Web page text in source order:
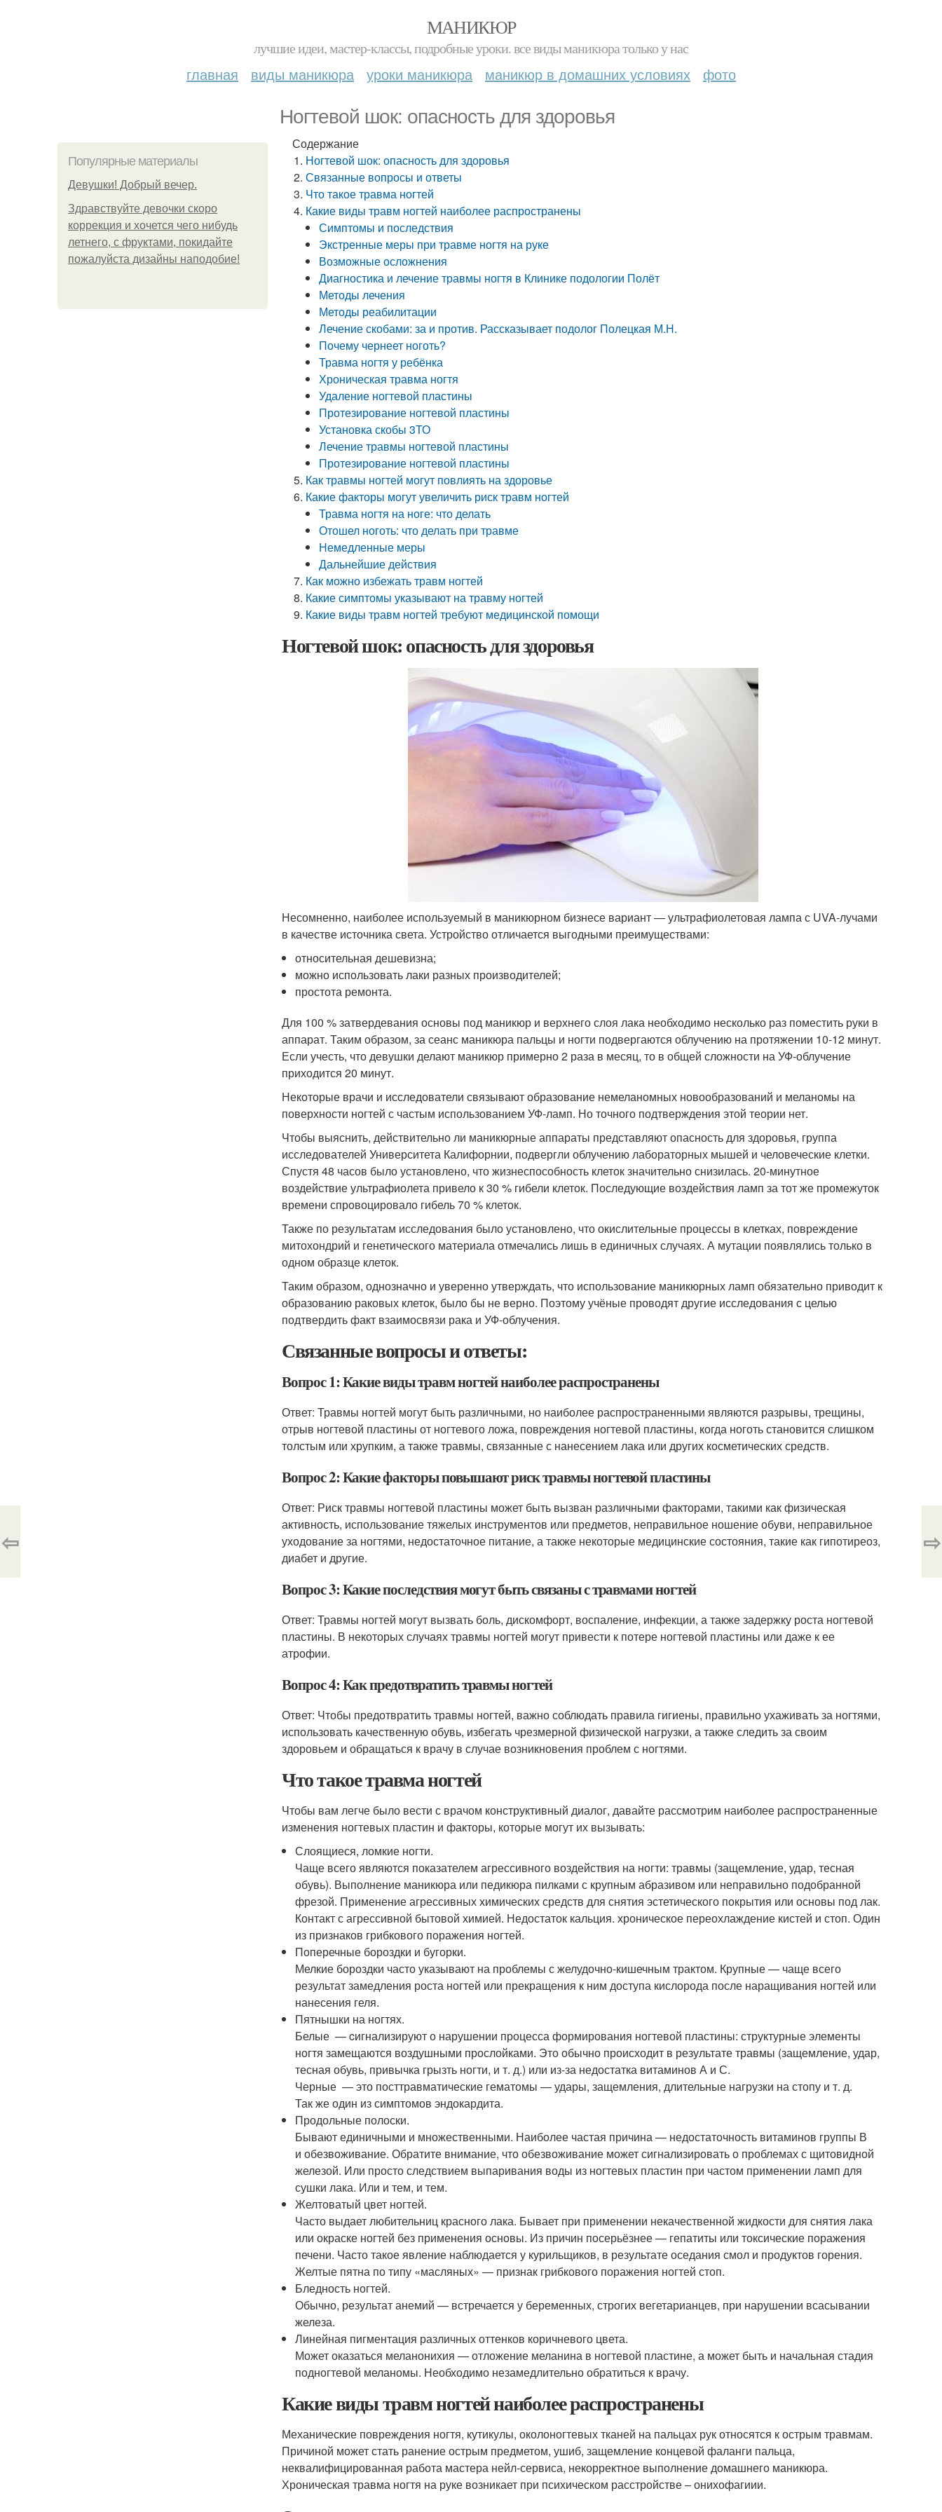
МАНИКЮР
лучшие идеи, мастер-классы, подробные уроки. все виды маникюра только у нас
главная виды маникюра уроки маникюра маникюр в домашних условиях фото
Ногтевой шок: опасность для здоровья
Популярные материалы
Девушки! Добрый вечер.
Здравствуйте девочки скоро
коррекция и хочется чего нибудь
летнего, с фруктами, покидайте
пожалуйста дизайны наподобие!
Содержание
Ногтевой шок: опасность для здоровья
Связанные вопросы и ответы
Что такое травма ногтей
Какие виды травм ногтей наиболее распространены
Симптомы и последствия
Экстренные меры при травме ногтя на руке
Возможные осложнения
Диагностика и лечение травмы ногтя в Клинике подологии Полёт
Методы лечения
Методы реабилитации
Лечение скобами: за и против. Рассказывает подолог Полецкая М.Н.
Почему чернеет ноготь?
Травма ногтя у ребёнка
Хроническая травма ногтя
Удаление ногтевой пластины
Протезирование ногтевой пластины
Установка скобы 3ТО
Лечение травмы ногтевой пластины
Протезирование ногтевой пластины
Как травмы ногтей могут повлиять на здоровье
Какие факторы могут увеличить риск травм ногтей
Травма ногтя на ноге: что делать
Отошел ноготь: что делать при травме
Немедленные меры
Дальнейшие действия
Как можно избежать травм ногтей
Какие симптомы указывают на травму ногтей
Какие виды травм ногтей требуют медицинской помощи
Ногтевой шок: опасность для здоровья
Несомненно, наиболее используемый в маникюрном бизнесе вариант — ультрафиолетовая лампа с UVA-лучами
в качестве источника света. Устройство отличается выгодными преимуществами:
относительная дешевизна;
можно использовать лаки разных производителей;
простота ремонта.
Для 100 % затвердевания основы под маникюр и верхнего слоя лака необходимо несколько раз поместить руки в
аппарат. Таким образом, за сеанс маникюра пальцы и ногти подвергаются облучению на протяжении 10-12 минут.
Если учесть, что девушки делают маникюр примерно 2 раза в месяц, то в общей сложности на УФ-облучение
приходится 20 минут.
Некоторые врачи и исследователи связывают образование немеланомных новообразований и меланомы на
поверхности ногтей с частым использованием УФ-ламп. Но точного подтверждения этой теории нет.
Чтобы выяснить, действительно ли маникюрные аппараты представляют опасность для здоровья, группа
исследователей Университета Калифорнии, подвергли облучению лабораторных мышей и человеческие клетки.
Спустя 48 часов было установлено, что жизнеспособность клеток значительно снизилась. 20-минутное
воздействие ультрафиолета привело к 30 % гибели клеток. Последующие воздействия ламп за тот же промежуток
времени спровоцировало гибель 70 % клеток.
Также по результатам исследования было установлено, что окислительные процессы в клетках, повреждение
митохондрий и генетического материала отмечались лишь в единичных случаях. А мутации появлялись только в
одном образце клеток.
Таким образом, однозначно и уверенно утверждать, что использование маникюрных ламп обязательно приводит к
образованию раковых клеток, было бы не верно. Поэтому учёные проводят другие исследования с целью
подтвердить факт взаимосвязи рака и УФ-облучения.
Связанные вопросы и ответы:
Вопрос 1: Какие виды травм ногтей наиболее распространены
Ответ: Травмы ногтей могут быть различными, но наиболее распространенными являются разрывы, трещины,
отрыв ногтевой пластины от ногтевого ложа, повреждения ногтевой пластины, когда ноготь становится слишком
толстым или хрупким, а также травмы, связанные с нанесением лака или других косметических средств.
Вопрос 2: Какие факторы повышают риск травмы ногтевой пластины
Ответ: Риск травмы ногтевой пластины может быть вызван различными факторами, такими как физическая
активность, использование тяжелых инструментов или предметов, неправильное ношение обуви, неправильное
уходование за ногтями, недостаточное питание, а также некоторые медицинские состояния, такие как гипотиреоз,
диабет и другие.
Вопрос 3: Какие последствия могут быть связаны с травмами ногтей
Ответ: Травмы ногтей могут вызвать боль, дискомфорт, воспаление, инфекции, а также задержку роста ногтевой
пластины. В некоторых случаях травмы ногтей могут привести к потере ногтевой пластины или даже к ее
атрофии.
Вопрос 4: Как предотвратить травмы ногтей
Ответ: Чтобы предотвратить травмы ногтей, важно соблюдать правила гигиены, правильно ухаживать за ногтями,
использовать качественную обувь, избегать чрезмерной физической нагрузки, а также следить за своим
здоровьем и обращаться к врачу в случае возникновения проблем с ногтями.
Что такое травма ногтей
Чтобы вам легче было вести с врачом конструктивный диалог, давайте рассмотрим наиболее распространенные
изменения ногтевых пластин и факторы, которые могут их вызывать:
Слоящиеся, ломкие ногти.
Чаще всего являются показателем агрессивного воздействия на ногти: травмы (защемление, удар, тесная
обувь). Выполнение маникюра или педикюра пилками с крупным абразивом или неправильно подобранной
фрезой. Применение агрессивных химических средств для снятия эстетического покрытия или основы под лак.
Контакт с агрессивной бытовой химией. Недостаток кальция. хроническое переохлаждение кистей и стоп. Один
из признаков грибкового поражения ногтей.
Поперечные бороздки и бугорки.
Мелкие бороздки часто указывают на проблемы с желудочно-кишечным трактом. Крупные — чаще всего
результат замедления роста ногтей или прекращения к ним доступа кислорода после наращивания ногтей или
нанесения геля.
Пятнышки на ногтях.
Белые — cигнализируют о нарушении процесса формирования ногтевой пластины: структурные элементы
ногтя замещаются воздушными прослойками. Это обычно происходит в результате травмы (защемление, удар,
тесная обувь, привычка грызть ногти, и т. д.) или из-за недостатка витаминов А и С.
Черные — это посттравматические гематомы — удары, защемления, длительные нагрузки на стопу и т. д.
Так же один из симптомов эндокардита.
Продольные полоски.
Бывают единичными и множественными. Наиболее частая причина — недостаточность витаминов группы В
и обезвоживание. Обратите внимание, что обезвоживание может сигнализировать о проблемах с щитовидной
железой. Или просто следствием выпаривания воды из ногтевых пластин при частом применении ламп для
сушки лака. Или и тем, и тем.
Желтоватый цвет ногтей.
Часто выдает любительниц красного лака. Бывает при применении некачественной жидкости для снятия лака
или окраске ногтей без применения основы. Из причин посерьёзнее — гепатиты или токсические поражения
печени. Часто такое явление наблюдается у курильщиков, в результате оседания смол и продуктов горения.
Желтые пятна по типу «масляных» — признак грибкового поражения ногтей стоп.
Бледность ногтей.
Обычно, результат анемий — встречается у беременных, строгих вегетарианцев, при нарушении всасывании
железа.
Линейная пигментация различных оттенков коричневого цвета.
Может оказаться меланонихия — отложение меланина в ногтевой пластине, а может быть и начальная стадия
подногтевой меланомы. Необходимо незамедлительно обратиться к врачу.
Какие виды травм ногтей наиболее распространены
Механические повреждения ногтя, кутикулы, околоногтевых тканей на пальцах рук относятся к острым травмам.
Причиной может стать ранение острым предметом, ушиб, защемление концевой фаланги пальца,
неквалифицированная работа мастера нейл-сервиса, некорректное выполнение домашнего маникюра.
Хроническая травма ногтя на руке возникает при психическом расстройстве – онихофагиии.
⇦ ⇨